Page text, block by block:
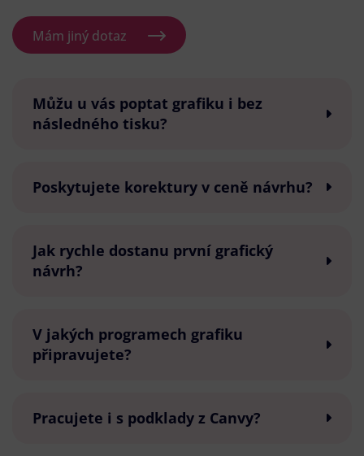
Mám jiný dotaz
Můžu u vás poptat grafiku i bez
následného tisku?
Poskytujete korektury v ceně návrhu?
Jak rychle dostanu první grafický
návrh?
V jakých programech grafiku
připravujete?
Pracujete i s podklady z Canvy?